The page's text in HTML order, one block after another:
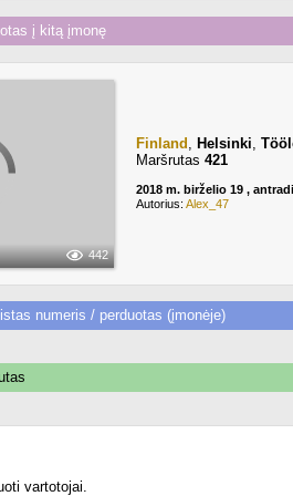
į kitą įmonę
442
Finland , Helsinki,
Maršrutas 421
2018 m. birželio 19 ,
Autorius: Alex_47
numeris / perduotas (įmonėje)
vartotojai.